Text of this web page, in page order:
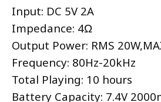
Input: DC 5V 2A
Impedance: 4Ω
Output Power: RMS
Frequency: 80Hz-20kHz
Total Playing: 10 hours
Battery Capacity: 7.4V